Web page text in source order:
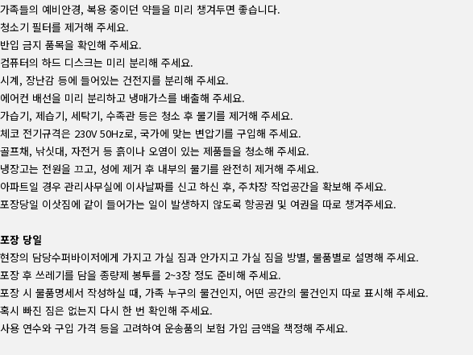
가족들의 예비안경, 복용 중이던 약들을 미리 챙겨두면 좋습니다.
청소기 필터를 제거해 주세요.
반입 금지 품목을 확인해 주세요.
컴퓨터의 하드 디스크는 미리 분리해 주세요.
시계, 장난감 등에 들어있는 건전지를 분리해 주세요.
에어컨 배선을 미리 분리하고 냉매가스를 배출해 주세요.
가습기, 제습기, 세탁기, 수족관 등은 청소 후 물기를 제거해 주세요.
체코 전기규격은 230V 50Hz로, 국가에 맞는 변압기를 구입해 주세요.
골프채, 낚싯대, 자전거 등 흙이나 오염이 있는 제품들을 청소해 주세요.
냉장고는 전원을 끄고, 성에 제거 후 내부의 물기를 완전히 제거해 주세요.
아파트일 경우 관리사무실에 이사날짜를 신고 하신 후, 주차장 작업공간을 확보해 주세요.
포장당일 이삿짐에 같이 들어가는 일이 발생하지 않도록 항공권 및 여권을 따로 챙겨주세요.
포장 당일
현장의 담당수퍼바이저에게 가지고 가실 짐과 안가지고 가실 짐을 방별, 물품별로 설명해 주세요.
포장 후 쓰레기를 담을 종량제 봉투를 2~3장 정도 준비해 주세요.
포장 시 물품명세서 작성하실 때, 가족 누구의 물건인지, 어떤 공간의 물건인지 따로 표시해 주세요.
혹시 빠진 짐은 없는지 다시 한 번 확인해 주세요.
사용 연수와 구입 가격 등을 고려하여 운송품의 보험 가입 금액을 책정해 주세요.